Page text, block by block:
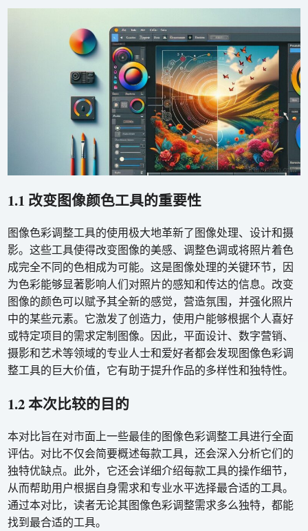
1.1 改变图像颜色工具的重要性
图像色彩调整工具的使用极大地革新了图像处理、设计和摄
影。这些工具使得改变图像的美感、调整色调或将照片着色
成完全不同的色相成为可能。这是图像处理的关键环节，因
为色彩能够显著影响人们对照片的感知和传达的信息。改变
图像的颜色可以赋予其全新的感觉，营造氛围，并强化照片
中的某些元素。它激发了创造力，使用户能够根据个人喜好
或特定项目的需求定制图像。因此，平面设计、数字营销、
摄影和艺术等领域的专业人士和爱好者都会发现图像色彩调
整工具的巨大价值，它有助于提升作品的多样性和独特性。
1.2 本次比较的目的
本对比旨在对市面上一些最佳的图像色彩调整工具进行全面
评估。对比不仅会简要概述每款工具，还会深入分析它们的
独特优缺点。此外，它还会详细介绍每款工具的操作细节，
从而帮助用户根据自身需求和专业水平选择最合适的工具。
通过本对比，读者无论其图像色彩调整需求多么独特，都能
找到最合适的工具。